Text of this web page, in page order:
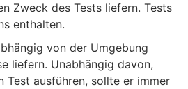
Zweck des Tests liefern. Tests
enthalten.
von der Umgebung
liefern. Unabhängig davon,
Test ausführen, sollte er immer